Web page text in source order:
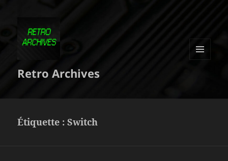
Retro Archives
Étiquette :Switch